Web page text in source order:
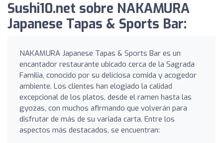
Sushi10.net sobre NAKAMURA
Japanese Tapas & Sports Bar:
NAKAMURA Japanese Tapas & Sports Bar es un
encantador restaurante ubicado cerca de la Sagrada
Familia, conocido por su deliciosa comida y acogedor
ambiente. Los clientes han elogiado la calidad
excepcional de los platos, desde el ramen hasta las
gyozas, con muchos afirmando que volverán para
disfrutar de más de su variada carta. Entre los
aspectos más destacados, se encuentran: